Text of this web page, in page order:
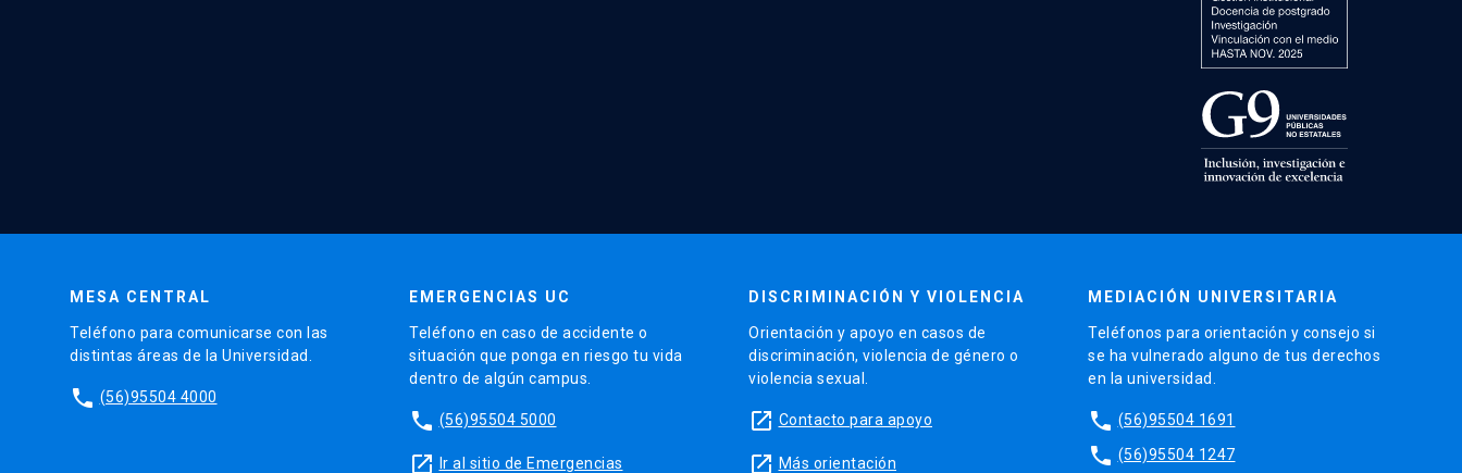
MESA CENTRAL
Teléfono para comunicarse con las
distintas áreas de la Universidad.
phone (56)95504 4000
EMERGENCIAS UC
Teléfono en caso de accidente o
situación que ponga en riesgo tu vida
dentro de algún campus.
phone (56)95504 5000
launch Ir al sitio de Emergencias
DISCRIMINACIÓN Y VIOLENCIA
Orientación y apoyo en casos de
discriminación, violencia de género o
violencia sexual.
launch Contacto para apoyo
launch Más orientación
MEDIACIÓN UNIVERSITARIA
Teléfonos para orientación y consejo si
se ha vulnerado alguno de tus derechos
en la universidad.
phone (56)95504 1691
phone (56)95504 1247